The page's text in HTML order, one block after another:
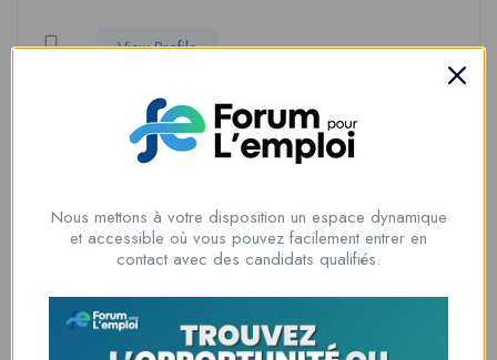
View Profile
Soyez le premier à donner votre avis sur
Vous devez êtreconnectépour poster un avis.
Informations du candidat
Nous mettons à votre disposition un espace dynamique
et accessible où vous pouvez facilement entrer en
contact avec des candidats qualifiés.